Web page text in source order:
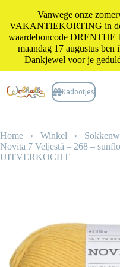
naar
de
Kadootjes
Home › Winkel ›
Novita 7 Veljestä – 268 –
UITVERKOCHT
Vanwege onze
VAKANTIEKORTING in
waardeboncode DRENTHE
maandag 17 augustus ben
Dankjewel voor je